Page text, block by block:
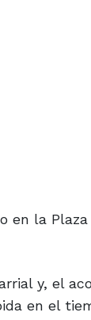
en la
y, el
en el